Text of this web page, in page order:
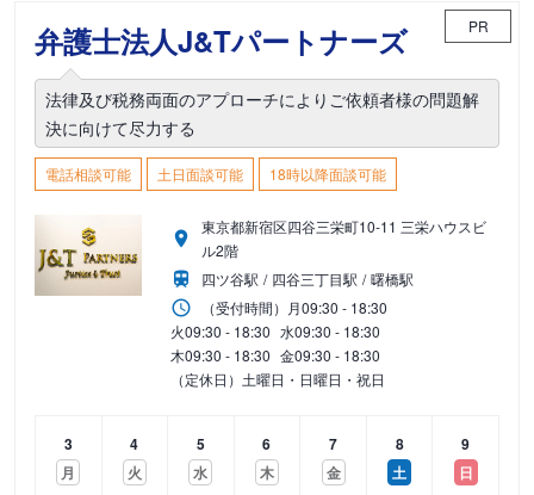
弁護士法人J&Tパートナーズ PR
法律及び税務両面のアプローチによりご依頼者様の問題解
決に向けて尽力する
電話相談可能 土日面談可能 18時以降面談可能
東京都新宿区四谷三栄町10-11 三栄ハウスビ
ル2階
四ツ谷駅
四谷三丁目駅
曙橋駅
（受付時間） 月09:30 - 18:30
火09:30 - 18:30 水09:30 - 18:30
木09:30 - 18:30 金09:30 - 18:30
（定休日）土曜日・日曜日・祝日
3
月
4
火
5
水
6
木
7
金
8
土
9
日